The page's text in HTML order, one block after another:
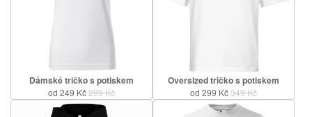
Dámské tričko s potiskem
od 249 Kč299 Kč
Oversized tričko s potiskem
od 299 Kč349 Kč